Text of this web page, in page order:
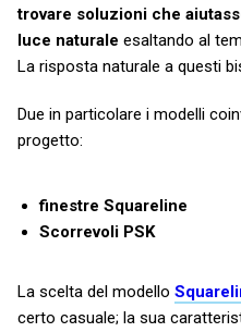
trovare soluzioni che
luce naturale esaltando al
La risposta naturale a questi
Due in particolare i modelli
progetto:
finestre Squareline
Scorrevoli PSK
La scelta del modello
certo casuale; la sua